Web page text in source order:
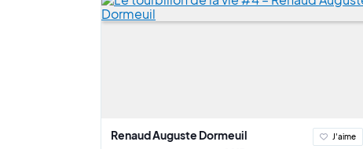
Renaud Auguste Dormeuil J'aime